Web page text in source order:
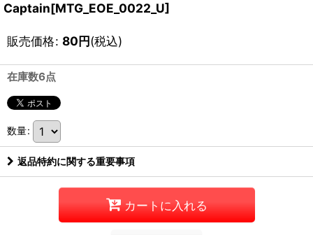
Captain[MTG_EOE_0022_U]
販売価格: 80円(税込)
在庫数6点
数量:
返品特約に関する重要事項
カートに入れる